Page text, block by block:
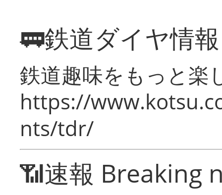
🚃鉄道ダイヤ情
鉄道趣味をもっと楽
https://
nts/tdr/
📶速報 Breaking